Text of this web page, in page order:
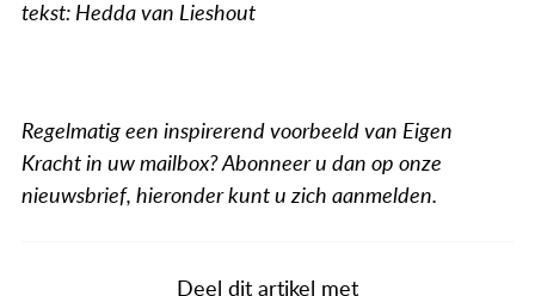
tekst: Hedda van Lieshout
Regelmatig een inspirerend voorbeeld van Eigen
Kracht in uw mailbox? Abonneer u dan op onze
nieuwsbrief, hieronder kunt u zich aanmelden.
Deel dit artikel met